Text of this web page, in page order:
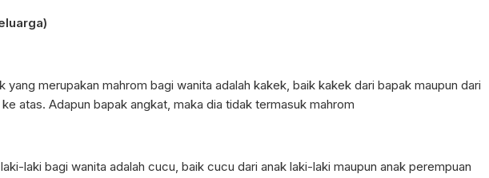
yang merupakan mahrom bagi wanita adalah kakek, baik kakek dari bapak maupun dari
atas. Adapun bapak angkat, maka dia tidak termasuk mahrom
laki bagi wanita adalah cucu, baik cucu dari anak laki-laki maupun anak perempuan